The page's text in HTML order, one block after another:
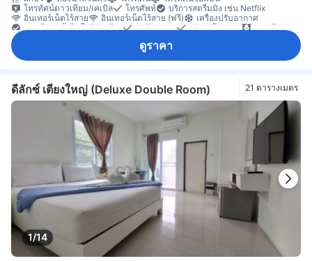
โทรทัศน์ดาวเทียม/เคเบิล
โทรศัพท์
บริการสตรีมมิง เช่น Netflix
อินเทอร์เน็ตไร้สาย
อินเทอร์เน็ตไร้สาย (ฟรี)
เครื่องปรับอากาศ
เตาเสียบปลั๊กไฟใกล้หัวเตียง
นาฬิกาปลุก บริการโทรปลุก
ม่านทึบแสง
โต๊ะทำงาน
ดูราคา
ดีลักซ์ เตียงใหญ่ (Deluxe Double Room) 21 ตารางเมตร
1/14